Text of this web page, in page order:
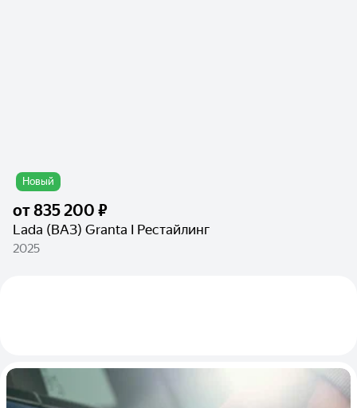
Новый
от835 200 ₽
Lada (ВАЗ) Granta I Рестайлинг
2025